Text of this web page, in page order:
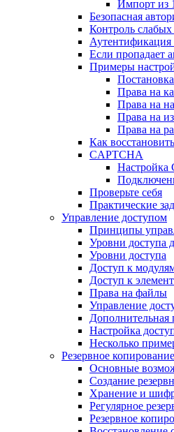
Импорт из
Безопасная
Контроль слабых
Аутентификация
Если пропадает
Примеры
Права на
Права на
Права на
Права на
Как
CAPTCHA
Настройка
Проверьте себя
Практические
Управление доступом
Принципы
Уровни доступа
Уровни доступа
Доступ к
Доступ к
Права на файлы
Управление
Дополнительная
Настройка
Несколько
Резервное копирование
Основные
Создание
Хранение и
Регулярное
Резервное